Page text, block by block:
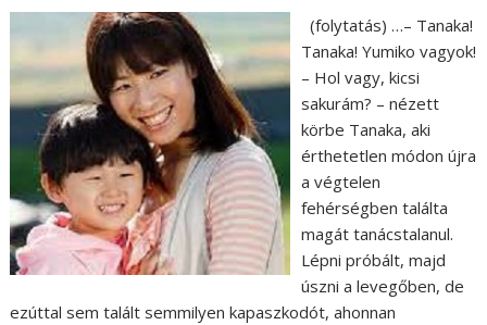
(folytatás) …– Tanaka!
Tanaka! Yumiko vagyok!
– Hol vagy, kicsi
sakurám? – nézett
körbe Tanaka, aki
érthetetlen módon újra
a végtelen
fehérségben találta
magát tanácstalanul.
Lépni próbált, majd
úszni a levegőben, de
ezúttal sem talált semmilyen kapaszkodót, ahonnan